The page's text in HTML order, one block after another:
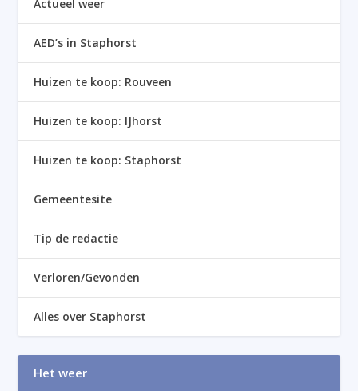
Actueel weer
AED’s in Staphorst
Huizen te koop: Rouveen
Huizen te koop: IJhorst
Huizen te koop: Staphorst
Gemeentesite
Tip de redactie
Verloren/Gevonden
Alles over Staphorst
Het weer